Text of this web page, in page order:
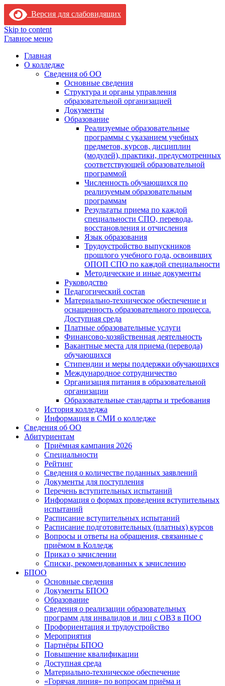
Версия для слабовидящих
Skip to content
Главное меню
Главная
О колледже
Сведения об ОО
Основные сведения
Структура и органы управления
образовательной организацией
Документы
Образование
Реализуемые образовательные
программы с указанием учебных
предметов, курсов, дисциплин
(модулей), практики, предусмотренных
соответствующей образовательной
программой
Численность обучающихся по
реализуемым образовательным
программам
Результаты приема по каждой
специальности СПО, перевода,
восстановления и отчисления
Язык образования
Трудоустройство выпускников
прошлого учебного года, освоивших
ОПОП СПО по каждой специальности
Методические и иные документы
Руководство
Педагогический состав
Материально-техническое обеспечение и
оснащенность образовательного процесса.
Доступная среда
Платные образовательные услуги
Финансово-хозяйственная деятельность
Вакантные места для приема (перевода)
обучающихся
Стипендии и меры поддержки обучающихся
Международное сотрудничество
Организация питания в образовательной
организации
Образовательные стандарты и требования
История колледжа
Информация в СМИ о колледже
Сведения об ОО
Абитуриентам
Приёмная кампания 2026
Специальности
Рейтинг
Сведения о количестве поданных заявлений
Документы для поступления
Перечень вступительных испытаний
Информация о формах проведения вступительных
испытаний
Расписание вступительных испытаний
Расписание подготовительных (платных) курсов
Вопросы и ответы на обращения, связанные с
приёмом в Колледж
Приказ о зачислении
Списки, рекомендованных к зачислению
БПОО
Основные сведения
Документы БПОО
Образование
Сведения о реализации образовательных
программ для инвалидов и лиц с ОВЗ в ПОО
Профориентация и трудоустройство
Мероприятия
Партнёры БПОО
Повышение квалификации
Доступная среда
Материально-техническое обеспечение
«Горячая линия» по вопросам приёма и